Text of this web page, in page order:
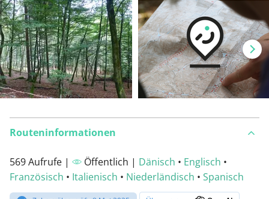
Routeninformationen
569 Aufrufe | Öffentlich | Dänisch • Englisch •
Französisch • Italienisch • Niederländisch • Spanisch